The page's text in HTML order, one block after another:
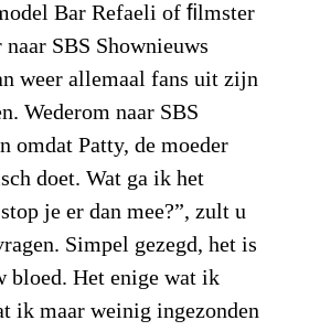
Bar Refaeli of ﬁlmster
SBS Shownieuws
weer allemaal fans uit zijn
Wederom naar SBS
omdat Patty, de moeder
doet. Wat ga ik het
je er dan mee?”, zult u
Simpel gezegd, het is
bloed. Het enige wat ik
ik maar weinig ingezonden